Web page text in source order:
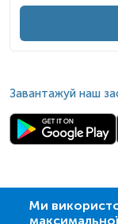
Ми
Завантажуй наш